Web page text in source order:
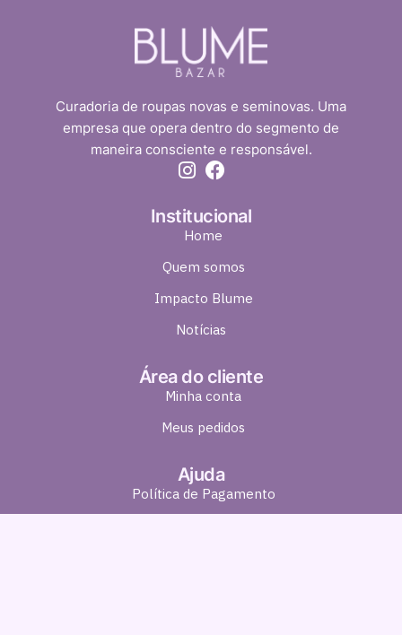
Curadoria de roupas novas e seminovas. Uma
empresa que opera dentro do segmento de
maneira consciente e responsável.
Institucional
Home
Quem somos
Impacto Blume
Notícias
Área do cliente
Minha conta
Meus pedidos
Ajuda
Política de Pagamento